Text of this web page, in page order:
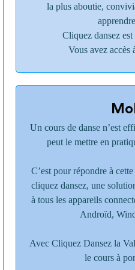
la plus aboutie,
Cliquez dansez est
Vous avez accès
Un cours de danse n’est
peut le mettre en
C’est pour répondre à
cliquez dansez, une
à tous les appareils
Androïd,
Avec Cliquez Dansez la
le cours à